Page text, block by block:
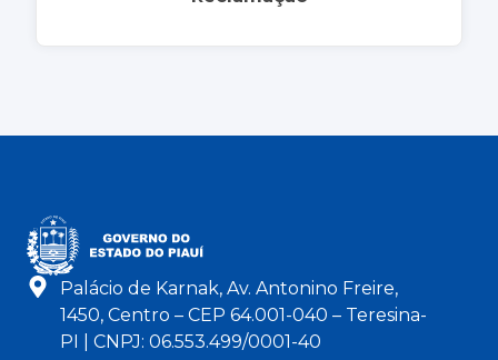
Palácio de Karnak, Av. Antonino Freire,
1450, Centro – CEP 64.001-040 – Teresina-
PI | CNPJ: 06.553.499/0001-40